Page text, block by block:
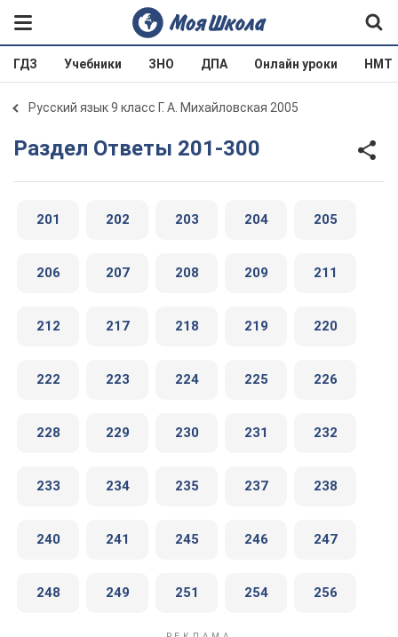
ГДЗ Учебники ЗНО ДПА Онлайн уроки НМТ
Русский язык 9 класс Г. А. Михайловская 2005
Раздел Ответы 201-300
201 202 203 204 205
206 207 208 209 211
212 217 218 219 220
222 223 224 225 226
228 229 230 231 232
233 234 235 237 238
240 241 245 246 247
248 249 251 254 256